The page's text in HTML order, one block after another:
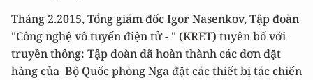
Tháng 2.2015, Tổng giám đốc Igor Nasenkov, Tập đoàn
"Công nghệ vô tuyến điện tử - " (KRET) tuyên bố với
truyền thông: Tập đoàn đã hoàn thành các đơn đặt
hàng của Bộ Quốc phòng Nga đặt các thiết bị tác chiến